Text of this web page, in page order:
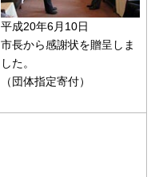
平成20年6月10日
市長から感謝状を贈呈しま
した。
（団体指定寄付）